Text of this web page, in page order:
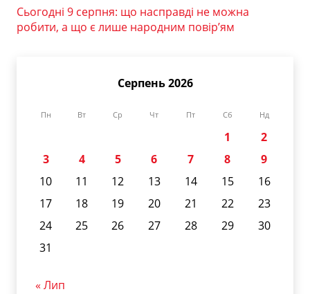
Сьогодні 9 серпня: що насправді не можна
робити, а що є лише народним повір’ям
Серпень 2026
Пн Вт Ср Чт Пт Сб Нд
1
2
3
4 5 6 7 8
9
10
11 12 13 14 15
16
17
18 19 20 21 22
23
24
25 26 27 28 29
30
31
« Лип